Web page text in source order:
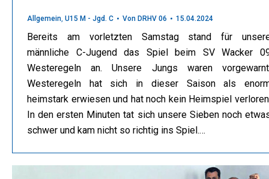
Allgemein, U15 M - Jgd. C Von DRHV 06 15.04.2024
Bereits am vorletzten Samstag stand für
männliche C-Jugend das Spiel beim SV Wacker
Westeregeln an. Unsere Jungs waren
Westeregeln hat sich in dieser Saison als
heimstark erwiesen und hat noch kein Heimspiel
In den ersten Minuten tat sich unsere Sieben noch
schwer und kam nicht so richtig ins Spiel.…